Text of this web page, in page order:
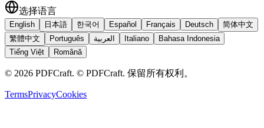
选择语言
English 日本語 한국어 Español Français Deutsch
简体中文
繁體中文
Português العربية Italiano
Bahasa Indonesia
Tiếng Việt
Română
© 2026 PDFCraft. © PDFCraft. 保留所有权利。
TermsPrivacyCookies